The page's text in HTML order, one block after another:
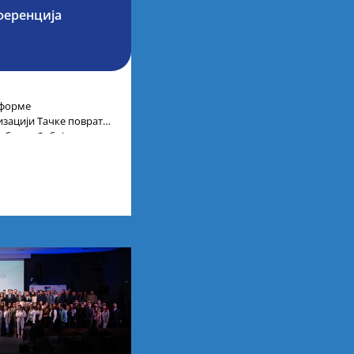
Тачке повратка
Србије,